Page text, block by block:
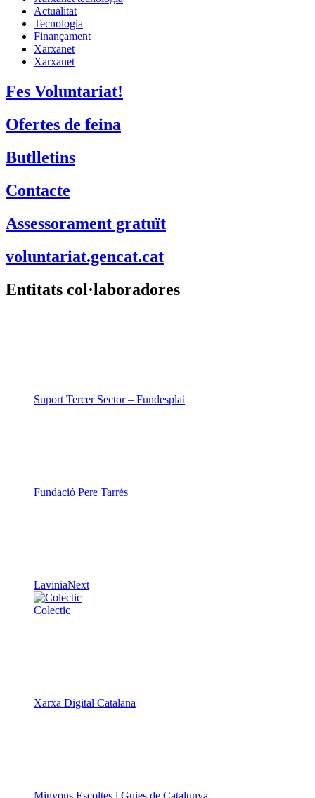
Actualitat
Tecnologia
Finançament
Xarxanet
Xarxanet
Fes Voluntariat!
Ofertes de feina
Butlletins
Contacte
Assessorament gratuït
voluntariat.gencat.cat
Entitats col·laboradores
Suport Tercer Sector – Fundesplai
Fundació Pere Tarrés
LaviniaNext
Colectic
Xarxa Digital Catalana